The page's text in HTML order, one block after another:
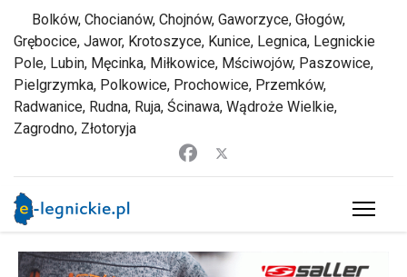
Bolków, Chocianów, Chojnów, Gaworzyce, Głogów,
Grębocice, Jawor, Krotoszyce, Kunice, Legnica, Legnickie
Pole, Lubin, Męcinka, Miłkowice, Mściwojów, Paszowice,
Pielgrzymka, Polkowice, Prochowice, Przemków,
Radwanice, Rudna, Ruja, Ścinawa, Wądroże Wielkie,
Zagrodno, Złotoryja